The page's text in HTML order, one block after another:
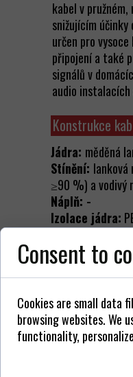
kabel v
snižujícím
určen pro
připojení a také
signálů v
audio
Konstrukce
Jádra: měděná
Stínění:
≥90 %) a vodivý
Náplň: -
Izolace jádra:
Izolace pláště:
Technická data:
Provozní
instalace) / -5
instalace)
Minimální
Consent to
Cookies are small data
browsing websites. We
functionality,